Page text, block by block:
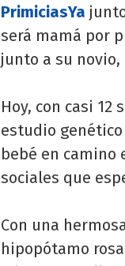
PrimiciasYa
será mamá por
junto a su
Hoy, con casi
estudio
bebé en camino
sociales que
Con una
hipopótamo